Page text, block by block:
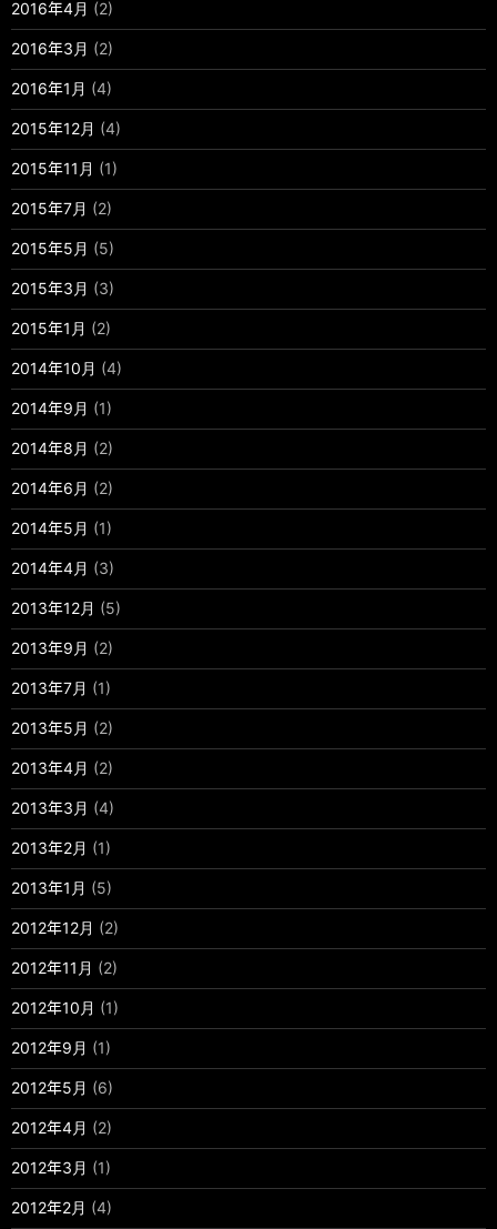
2016年4月 (2)
2016年3月 (2)
2016年1月 (4)
2015年12月 (4)
2015年11月 (1)
2015年7月 (2)
2015年5月 (5)
2015年3月 (3)
2015年1月 (2)
2014年10月 (4)
2014年9月 (1)
2014年8月 (2)
2014年6月 (2)
2014年5月 (1)
2014年4月 (3)
2013年12月 (5)
2013年9月 (2)
2013年7月 (1)
2013年5月 (2)
2013年4月 (2)
2013年3月 (4)
2013年2月 (1)
2013年1月 (5)
2012年12月 (2)
2012年11月 (2)
2012年10月 (1)
2012年9月 (1)
2012年5月 (6)
2012年4月 (2)
2012年3月 (1)
2012年2月 (4)